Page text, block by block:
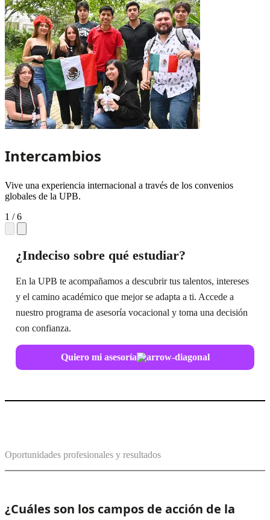
Intercambios
Vive una experiencia internacional a través de los convenios
globales de la UPB.
1 /6
¿Indeciso sobre qué estudiar?
En la UPB te acompañamos a descubrir tus talentos, intereses
y el camino académico que mejor se adapta a ti. Accede a
nuestro programa de asesoría vocacional y toma una decisión
con confianza.
Quiero mi asesoría
Oportunidades profesionales y resultados
¿Cuáles son los campos de acción de la